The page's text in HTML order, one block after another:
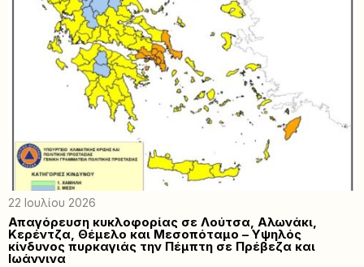
22 Ιουλίου 2026
Απαγόρευση κυκλοφορίας σε Λούτσα, Αλωνάκι,
Κερέντζα, Θέμελο και Μεσοπόταμο – Υψηλός
κίνδυνος πυρκαγιάς την Πέμπτη σε Πρέβεζα και
Ιωάννινα